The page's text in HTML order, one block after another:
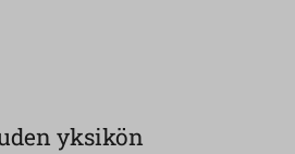
yksikön